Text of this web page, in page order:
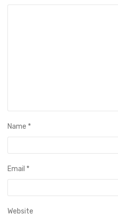
Name *
Email *
Website